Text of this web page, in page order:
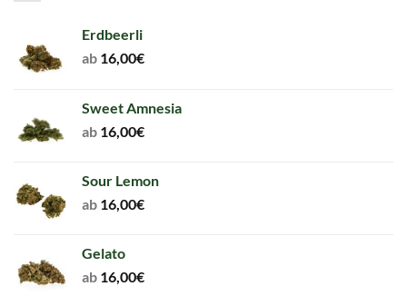
Erdbeerli
ab 16,00€
Sweet Amnesia
ab 16,00€
Sour Lemon
ab 16,00€
Gelato
ab 16,00€